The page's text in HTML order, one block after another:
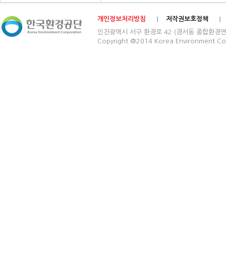
개인정보처리방침
저작권보호정책
인천광역시 서구 환경로 42 (경서동 종합
Copyright @2014 Korea Environment